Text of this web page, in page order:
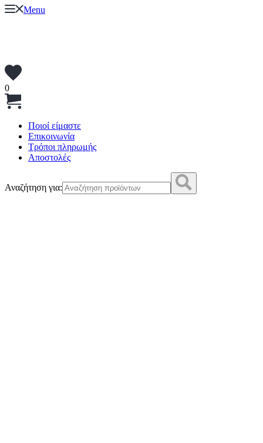
Menu
0
Ποιοί είμαστε
Επικοινωνία
Τρόποι πληρωμής
Αποστολές
Αναζήτηση για: